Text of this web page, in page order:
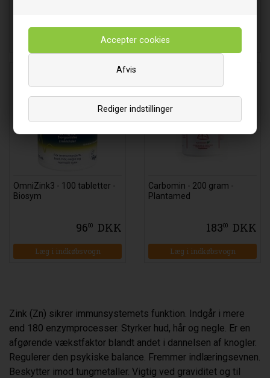
Rediger indstillinger
Afvis
OmniZink3 - 100 tabletter -
Biosym
9600 DKK
Carbomin - 200 gram -
Plantamed
18300 DKK
Zink (Zn) sikrer immunsystemets funktion. Indgår i mere
end 180 enzymprocesser. Styrker hud, hår og negle. Er en
afgørende vækstfaktor blandt andet i dannelsen af knogler.
Regulerer den psykiske balance. Fremmer indlæringsevnen.
Beskytter imod tungmetaller. Vigtig ved graviditet og til